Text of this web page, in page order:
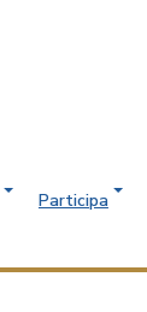
Participa